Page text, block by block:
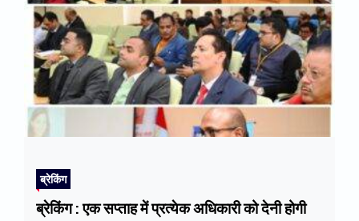
ब्रेकिंग
ब्रेकिंग : एक सप्ताह में प्रत्येक अधिकारी को देनी होगी